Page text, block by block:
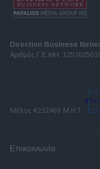
Direction Business
Αριθμός Γ.Ε.ΜΗ.
Μέλος #232469 Μ.Η.Τ.
Επικοινωνία